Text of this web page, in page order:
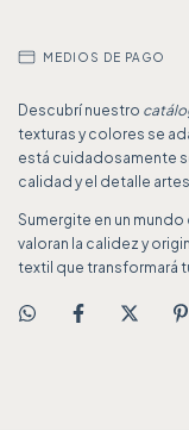
MEDIOS DE PAGO
Descubrí nuestro
texturas y colores se
está cuidadosamente
calidad y el detalle
Sumergite en un
valoran la calidez y
textil que transformará